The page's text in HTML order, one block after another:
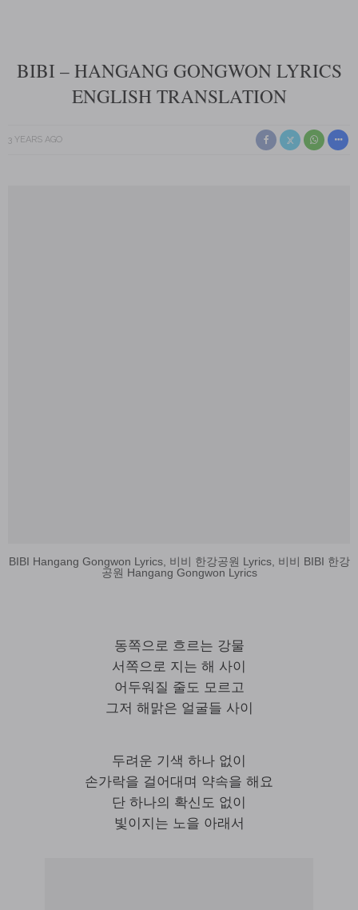
BIBI – HANGANG GONGWON LYRICS
ENGLISH TRANSLATION
3 YEARS AGO
BIBI Hangang Gongwon Lyrics, 비비 한강공원 Lyrics, 비비 BIBI 한강
공원 Hangang Gongwon Lyrics
동쪽으로 흐르는 강물
서쪽으로 지는 해 사이
어두워질 줄도 모르고
그저 해맑은 얼굴들 사이
두려운 기색 하나 없이
손가락을 걸어대며 약속을 해요
단 하나의 확신도 없이
빛이지는 노을 아래서